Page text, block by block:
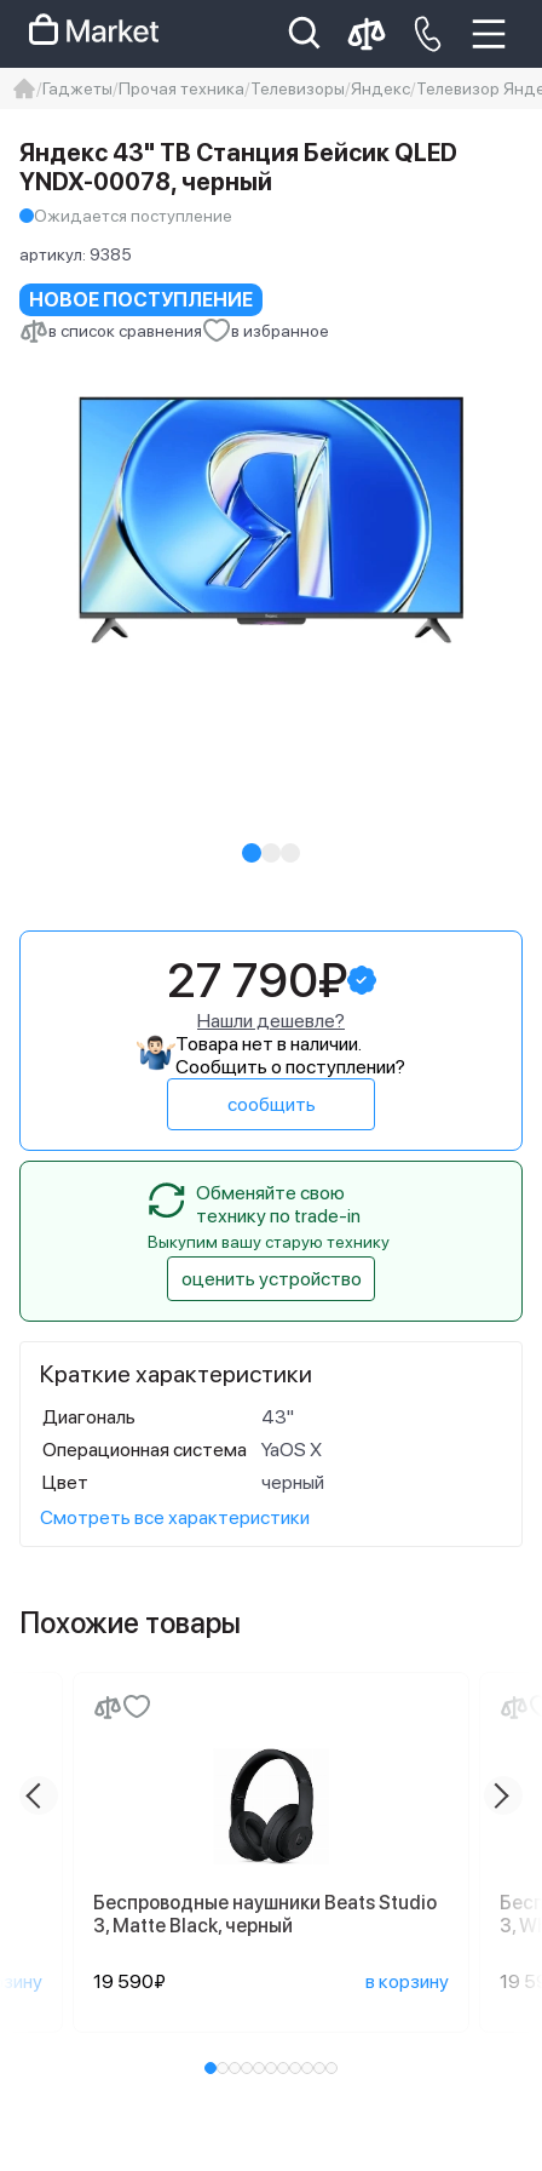
Iphone 14 pro max
айфон 14
Гаджеты Прочая техника Телевизоры Яндекс Телевизор
НОВОЕ ПОСТУПЛЕНИЕ
в список сравнения в избранное
Яндекс 43" ТВ Станция Бейсик QLED
YNDX-00078, черный
Ожидается поступление
артикул: 9385
Краткие характеристики
Диагональ
43"
Операционная система
YaOS X
Цвет
черный
Смотреть все характеристики
27 790₽
Нашли дешевле?
Товара нет в наличии.
Сообщить о поступлении?
сообщить
Обменяйте свою
технику по trade-in
Выкупим вашу старую технику
оценить устройство
Похожие товары
Беспроводные наушники Beats Studio
3, Matte Black, черный
19 590₽ в корзину
3,
19